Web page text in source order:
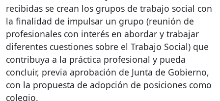
recibidas se crean los grupos de trabajo social con
la finalidad de impulsar un grupo (reunión de
profesionales con interés en abordar y trabajar
diferentes cuestiones sobre el Trabajo Social) que
contribuya a la práctica profesional y pueda
concluir, previa aprobación de Junta de Gobierno,
con la propuesta de adopción de posiciones como
colegio.